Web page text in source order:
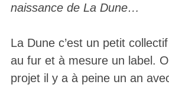
naissance de La Dune…
La Dune c’est un petit
au fur et à mesure un label.
projet il y a à peine un an